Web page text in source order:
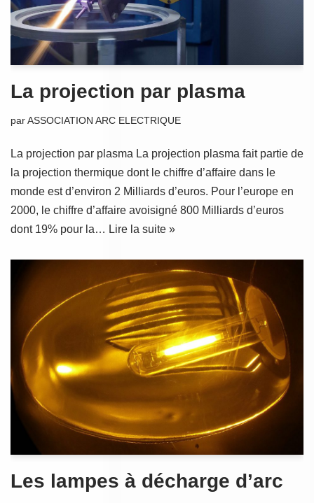
La projection par plasma
parASSOCIATION ARC ELECTRIQUE
La projection par plasma La projection plasma fait partie de
la projection thermique dont le chiffre d’affaire dans le
monde est d’environ 2 Milliards d’euros. Pour l’europe en
2000, le chiffre d’affaire avoisigné 800 Milliards d’euros
dont 19% pour la… Lire la suite »
Les lampes à décharge d’arc